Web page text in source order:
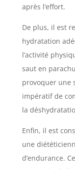
après l’effort.
De plus, il est
hydratation
l’activité
saut en
provoquer une
impératif de
la
Enfin, il est
une
d’endurance.